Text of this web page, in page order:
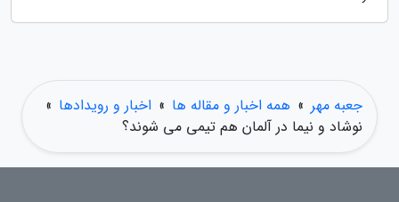
جعبه مهر » همه اخبار و مقاله ها » اخبار و رویدادها »
نوشاد و نیما در آلمان هم تیمی می شوند؟